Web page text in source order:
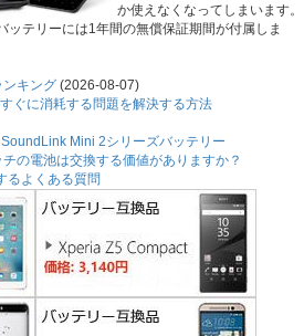
か使えなくなってしまいます。
ッテリーには1年間の無償保証期間が付属しま
ンキング (2026-08-07)
ぐに消耗する問題を解決する方法
Mini 2シリーズバッテリー
の電池は交換する価値がありますか？
るよくある質問